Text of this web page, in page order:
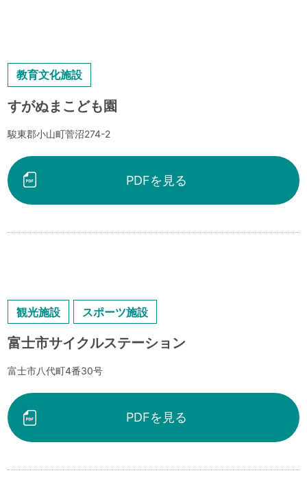
教育文化施設
すがぬまこども園
駿東郡小山町菅沼274-2
PDFを見る
観光施設 スポーツ施設
富士市サイクルステーション
富士市八代町4番30号
PDFを見る